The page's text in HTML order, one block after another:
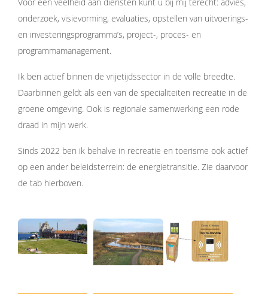
onderzoek, visievorming, evaluaties, opstellen van uitvoerings-
en investeringsprogramma’s, project-, proces- en
programmamanagement.
Ik ben actief binnen de vrijetijdssector in de volle breedte.
Daarbinnen geldt als een van de specialiteiten recreatie in de
groene omgeving. Ook is regionale samenwerking een rode
draad in mijn werk.
Sinds 2022 ben ik behalve in recreatie en toerisme ook actief
op een ander beleidsterrein: de energietransitie. Zie daarvoor
de tab hierboven.